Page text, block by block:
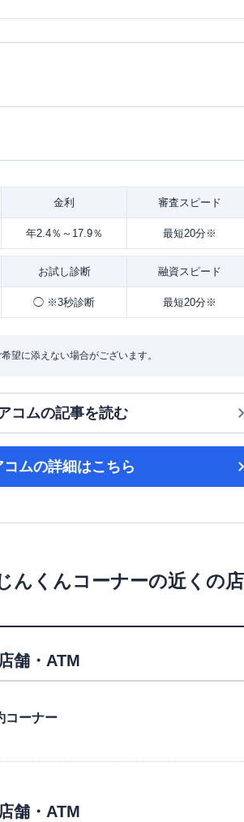
金利 審査スピード
年2.4％～17.9％ 最短20分※
お試し診断 融資スピード
◯ ※3秒診断 最短20分※
望に添えない場合がございます。
コムの記事を読む
コムの詳細はこちら
んくんコーナーの近くの
舗・ATM
コーナー
舗・ATM